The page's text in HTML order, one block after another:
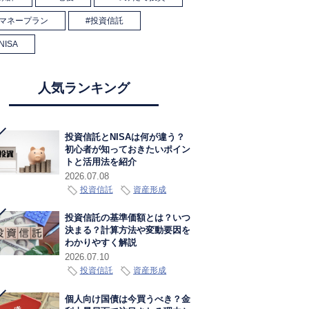
ネープラン 投資信託
人気ランキング
投資信託とNISAは何が違う？
初心者が知っておきたいポイン
トと活用法を紹介
2026.07.08
投資信託 資産形成
投資信託の基準価額とは？いつ
決まる？計算方法や変動要因を
わかりやすく解説
2026.07.10
投資信託 資産形成
個人向け国債は今買うべき？金